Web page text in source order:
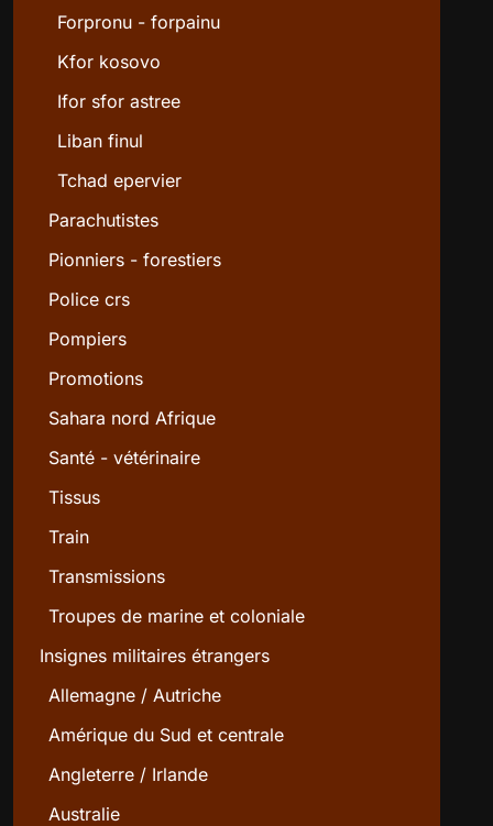
Forpronu - forpainu
Kfor kosovo
Ifor sfor astree
Liban finul
Tchad epervier
Parachutistes
Pionniers - forestiers
Police crs
Pompiers
Promotions
Sahara nord Afrique
Santé - vétérinaire
Tissus
Train
Transmissions
Troupes de marine et coloniale
Insignes militaires étrangers
Allemagne / Autriche
Amérique du Sud et centrale
Angleterre / Irlande
Australie